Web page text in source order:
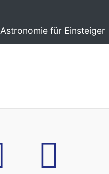
Astronomie für Einsteiger